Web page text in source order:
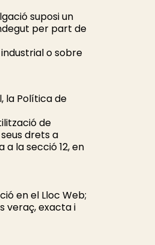
suposi un
per part de
o sobre
la Política de
de
drets a
la secció 12, en
en el Lloc Web;
veraç, exacta i